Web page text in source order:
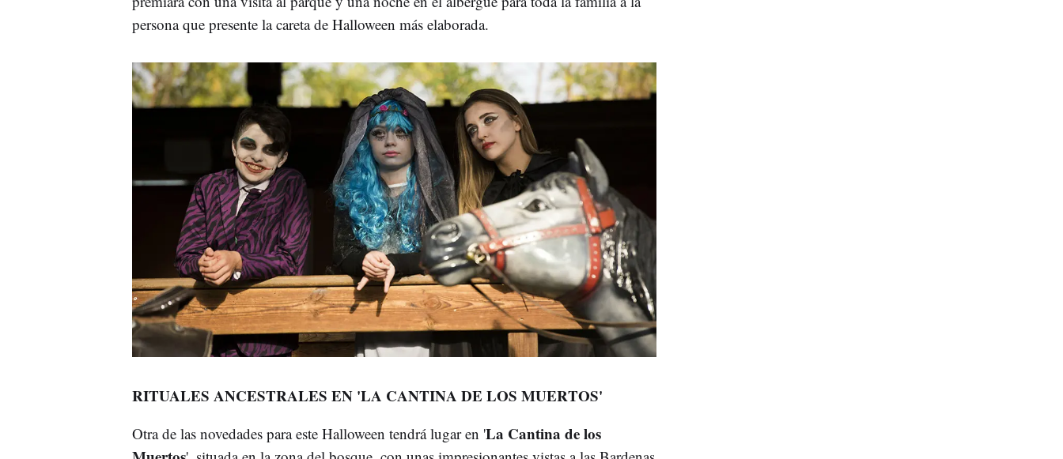
persona que presente la careta de Halloween más elaborada.
RITUALES ANCESTRALES EN 'LA CANTINA DE LOS MUERTOS'
Otra de las novedades para este Halloween tendrá lugar en 'La Cantina de los